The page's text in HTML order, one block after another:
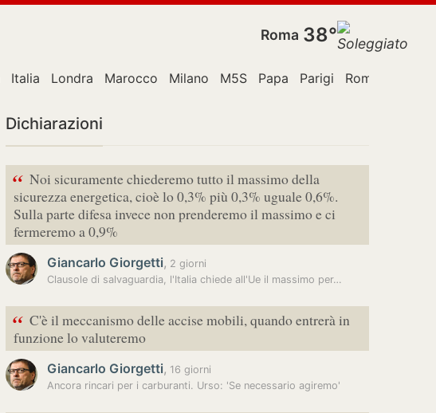
Roma 38°
Italia Londra Marocco Milano M5S Papa Parigi Roma
Dichiarazioni
“ Noi sicuramente chiederemo tutto il massimo della
sicurezza energetica, cioè lo 0,3% più 0,3% uguale 0,6%.
Sulla parte difesa invece non prenderemo il massimo e ci
fermeremo a 0,9%
Giancarlo Giorgetti, 2 giorni
Clausole di salvaguardia, l'Italia chiede all'Ue il massimo per…
“ C'è il meccanismo delle accise mobili, quando entrerà in
funzione lo valuteremo
Giancarlo Giorgetti, 16 giorni
Ancora rincari per i carburanti. Urso: 'Se necessario agiremo'